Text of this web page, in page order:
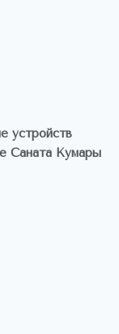
устройств
Саната Кумары